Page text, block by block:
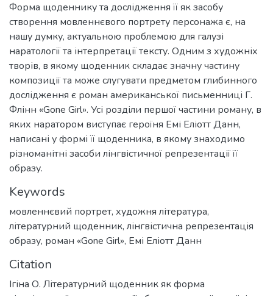
Форма щоденнику та дослідження її як засобу
створення мовленнєвого портрету персонажа є, на
нашу думку, актуальною проблемою для галузі
наратології та інтерпретації тексту. Одним з художніх
творів, в якому щоденник складає значну частину
композиції та може слугувати предметом глибинного
дослідження є роман американської письменниці Г.
Флінн «Gone Girl». Усі розділи першої частини роману, в
яких наратором виступає героїня Емі Еліотт Данн,
написані у формі її щоденника, в якому знаходимо
різноманітні засоби лінгвістичної репрезентації її
образу.
Keywords
мовленнєвий портрет, художня література,
літературний щоденник, лінгвістична репрезентація
образу, роман «Gone Girl», Емі Еліотт Данн
Citation
Ігіна О. Літературний щоденник як форма